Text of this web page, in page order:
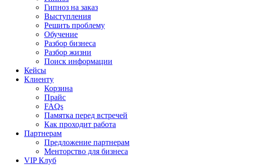
Гипноз на заказ
Выступления
Решить проблему
Обучение
Разбор бизнеса
Разбор жизни
Поиск информации
Кейсы
Клиенту
Корзина
Прайс
FAQs
Памятка перед встречей
Как проходит работа
Партнерам
Предложение партнерам
Менторство для бизнеса
VIP Клуб